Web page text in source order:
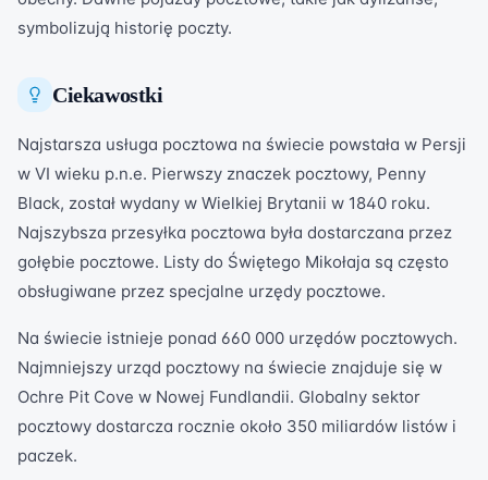
symbolizują historię poczty.
Ciekawostki
Najstarsza usługa pocztowa na świecie powstała w Persji
w VI wieku p.n.e. Pierwszy znaczek pocztowy, Penny
Black, został wydany w Wielkiej Brytanii w 1840 roku.
Najszybsza przesyłka pocztowa była dostarczana przez
gołębie pocztowe. Listy do Świętego Mikołaja są często
obsługiwane przez specjalne urzędy pocztowe.
Na świecie istnieje ponad 660 000 urzędów pocztowych.
Najmniejszy urząd pocztowy na świecie znajduje się w
Ochre Pit Cove w Nowej Fundlandii. Globalny sektor
pocztowy dostarcza rocznie około 350 miliardów listów i
paczek.